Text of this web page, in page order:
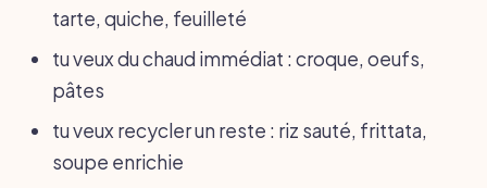
tarte, quiche, feuilleté
tu veux du chaud immédiat : croque, oeufs,
pâtes
tu veux recycler un reste : riz sauté, frittata,
soupe enrichie